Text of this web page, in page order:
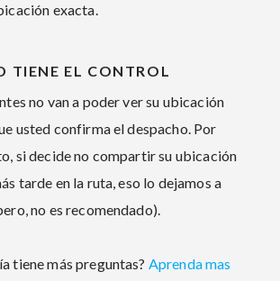
exacta.
TIENE EL CONTROL
no van a poder ver su ubicación
usted confirma el despacho. Por
si decide no compartir su ubicación
tarde en la ruta, eso lo dejamos a
no es recomendado).
tiene más preguntas? Aprenda mas